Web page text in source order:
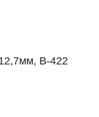
B-422